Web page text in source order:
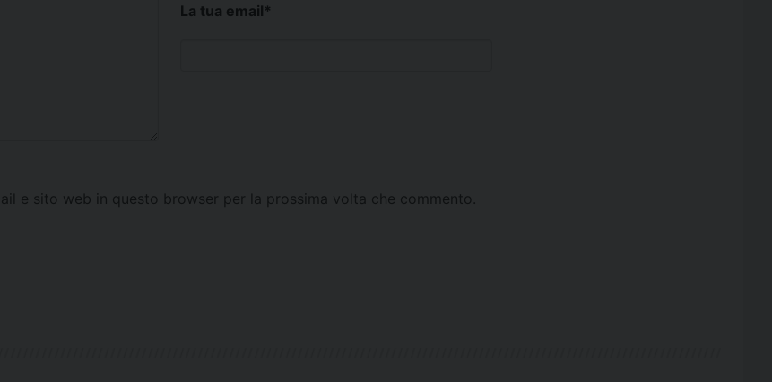
La tua email*
e sito web in questo browser per la prossima volta che commento.